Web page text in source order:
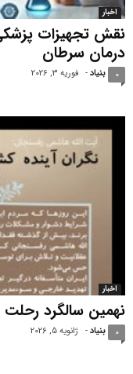
اخبار
نقش تجهیزات
درمان سرطان
بنیاد- فوریه 3, 2026 0
اخبار
نهمین سالگرد
بنیاد- ژانویه 5, 2026 0